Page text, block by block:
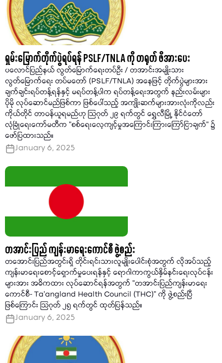
ရှမ်းမြောက်တိုက်ပွဲရပ်ရန် PSLF/TNLA ကို တရုတ် ဖိအားပေး
ပလောင်ပြည်နယ် လွတ်မြောက်ရေးတပ်ဦး / တအာင်းအမျိုးသား
လွတ်မြောက်ရေး တပ်မတော် (PSLF/TNLA) အနေဖြင့် တိုက်ပွဲများအား
ချက်ချင်းရပ်တန့်ရန်နှင့် မရပ်တန့်ပါက ရပ်တန့်ရေးအတွက် နည်းလမ်းများ
ပိုမို လုပ်ဆောင်မည်ဖြစ်ကာ ဖြစ်ပေါ်သည့် အကျိုးဆက်များအားလုံးကိုလည်း
ကိုယ်တိုင် တာဝန်ယူရမည်ဟု သြဂုတ် ၂၉ ရက်တွင် ရွှေလီမြို့ နိုင်ငံတော်
လုံခြုံရေးကော်မတီက "စစ်ရေးလေ့ကျင့်မှုအကြောင်းကြားကြော်ငြာချက်" ၌
ဖော်ပြထားသည်။
January 6, 2025
တအာင်းပြည် ကျန်းမာရေးကောင်စီ ဖွဲ့စည်း
တအောင်းပြည်အတွင်းရှိ တိုင်းရင်းသားလူမျိုးပေါင်းစုံအတွက် လိုအပ်သည့်
ကျန်းမာရေးစောင့်ရှောက်မှုပေးရန်နှင့် ရောဂါကာကွယ်နှိမ်နင်းရေးလုပ်ငန်း
များအား အဓိကထား လုပ်ဆောင်ရန်အတွက် "တအာင်းပြည်ကျန်းမာရေး
ကောင်စီ- Ta’angland Health Council (THC)" ကို ဖွဲ့စည်းပြီ
ဖြစ်ကြောင်း သြဂုတ် ၂၅ ရက်တွင် ထုတ်ပြန်သည်။
January 6, 2025